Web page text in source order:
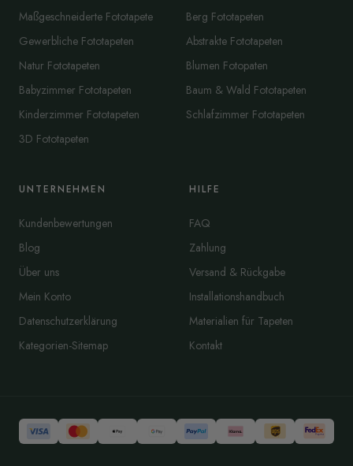
Maßgeschneiderte Fototapete
Gewerbliche Fototapeten
Natur Fototapeten
Babyzimmer Fototapeten
Kinderzimmer Fototapeten
3D Fototapeten
Berg Fototapeten
Abstrakte Fototapeten
Blumen Fotopaten
Baum & Wald Fototapeten
Schlafzimmer Fototapeten
UNTERNEHMEN
Kundenbewertungen
Blog
Über uns
Mein Konto
Datenschutzerklärung
Kategorien-Sitemap
HILFE
FAQ
Zahlung
Versand & Rückgabe
Installationshandbuch
Materialien für Tapeten
Kontakt